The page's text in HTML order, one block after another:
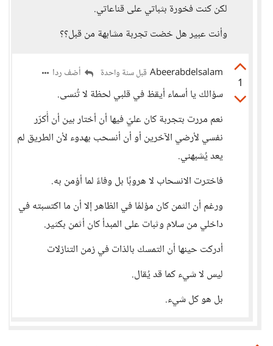
لكن كنت فخورة بثباتي على قناعاتي.
وأنت عبير هل خضت تجربة مشابهة من قبل؟؟
1
Abeerabdelsalam قبل سنة واحدة أضف ردا
سؤالك يا أسماء أيقظ في قلبي لحظة لا تُنسى.
نعم مررت بتجربة كان عليّ فيها أن أختار بين أن أُكرّر
نفسي لأرضي الآخرين أو أن أنسحب بهدوء لأن الطريق لم
يعد يُشبهني.
فاخترت الانسحاب لا هروبًا بل وفاءً لما أؤمن به.
ورغم أن الثمن كان مؤلمًا في الظاهر إلا أن ما اكتسبته في
داخلي من سلام وثبات على المبدأ كان أثمن بكثير.
أدركت حينها أن التمسك بالذات في زمن التنازلات
ليس لا شيء كما قد يُقال.
بل هو كل شيء.